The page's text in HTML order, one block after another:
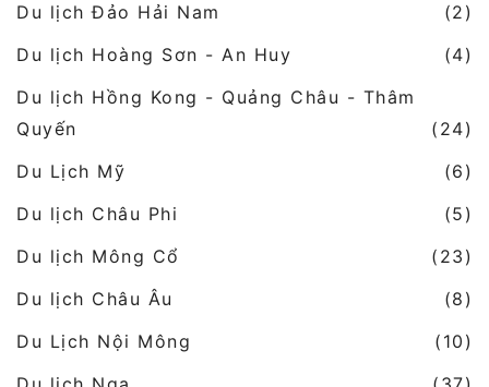
Du lịch Đảo Hải Nam
(2)
Du lịch Hoàng Sơn - An Huy
(4)
Du lịch Hồng Kong - Quảng Châu - Thâm
Quyến
(24)
Du Lịch Mỹ
(6)
Du lịch Châu Phi
(5)
Du lịch Mông Cổ
(23)
Du lịch Châu Âu
(8)
Du Lịch Nội Mông
(10)